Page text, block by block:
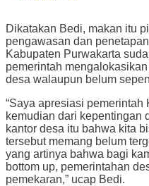
Dikatakan Bedi, makan itu
pengawasan dan
Kabupaten Purwakarta
pemerintah
desa walaupun belum
“Saya apresiasi
kemudian dari kepentingan
kantor desa itu bahwa kita
tersebut memang belum
yang artinya bahwa bagi
bottom up, pemerintahan
pemekaran,” ucap Bedi.